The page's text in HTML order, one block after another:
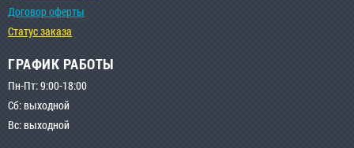
Договор оферты
Статус заказа
ГРАФИК РАБОТЫ
Пн-Пт: 9:00-18:00
Сб: выходной
Вс: выходной